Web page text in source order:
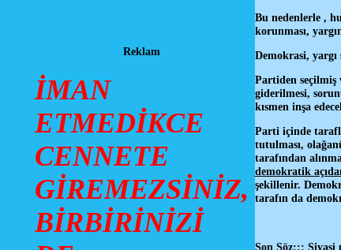
Reklam
İMAN
ETMEDİKCE
CENNETE
GİREMEZSİNİZ,
BİRBİRİNİZİ
Bu nedenlerle ,
korunması,
Demokrasi,
Partiden seçilmiş
giderilmesi,
kısmen inşa
Parti içinde
tutulması,
tarafından
demokratik
şekillenir.
tarafın da
Son Söz::: Siyasi